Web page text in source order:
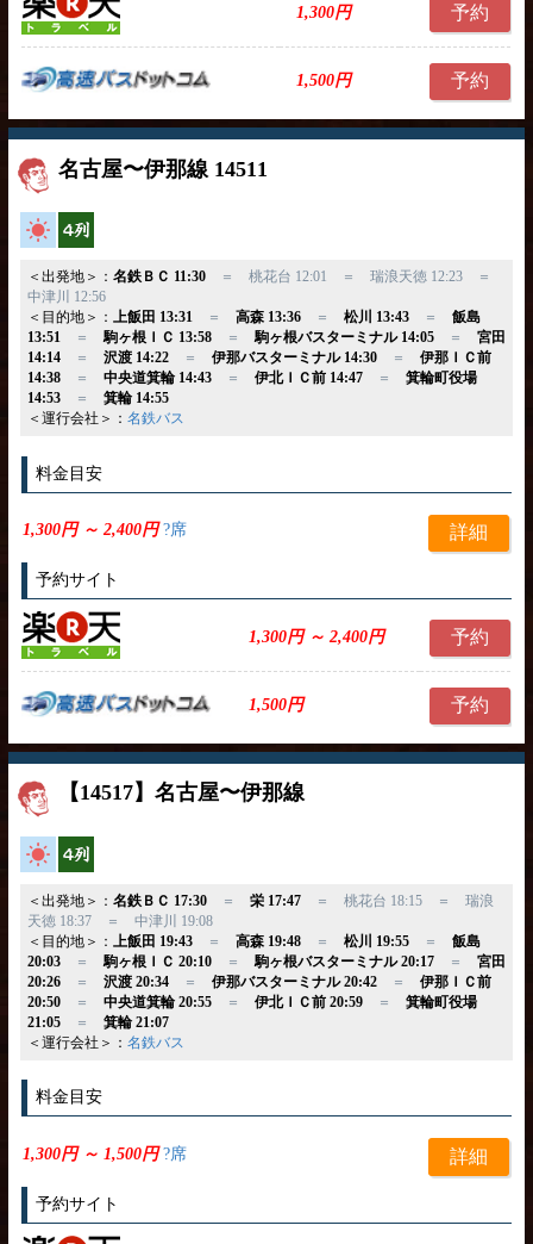
1,300円 予約
1,500円 予約
名古屋〜伊那線 14511
高速バス
＜出発地＞： 名鉄ＢＣ 11:30＝ 桃花台 12:01 ＝ 瑞浪天徳 12:23 ＝
中津川 12:56
＜目的地＞：
上飯田 13:31 ＝ 高森 13:36＝ 松川 13:43＝ 飯島
13:51
＝ 駒ヶ根ＩＣ 13:58＝ 駒ヶ根バスターミナル 14:05＝ 宮田
14:14＝ 沢渡 14:22＝ 伊那バスターミナル 14:30＝ 伊那ＩＣ前
14:38＝ 中央道箕輪 14:43＝ 伊北ＩＣ前 14:47＝ 箕輪町役場
14:53＝ 箕輪 14:55
＜運行会社＞： 名鉄バス
料金目安
1,300円 ～ 2,400円?席 詳細
予約サイト
1,300円 ～ 2,400円 予約
1,500円 予約
【14517】名古屋〜伊那線
高速バス
＜出発地＞： 名鉄ＢＣ 17:30＝ 栄 17:47＝ 桃花台 18:15 ＝ 瑞浪
天徳 18:37 ＝ 中津川 19:08
＜目的地＞：
上飯田 19:43＝ 高森 19:48＝ 松川 19:55＝ 飯島
20:03＝ 駒ヶ根ＩＣ 20:10＝ 駒ヶ根バスターミナル 20:17＝ 宮田
20:26＝ 沢渡 20:34＝ 伊那バスターミナル 20:42＝ 伊那ＩＣ前
20:50＝ 中央道箕輪 20:55＝ 伊北ＩＣ前 20:59＝ 箕輪町役場
21:05＝ 箕輪 21:07
＜運行会社＞： 名鉄バス
料金目安
1,300円 ～ 1,500円?席 詳細
予約サイト